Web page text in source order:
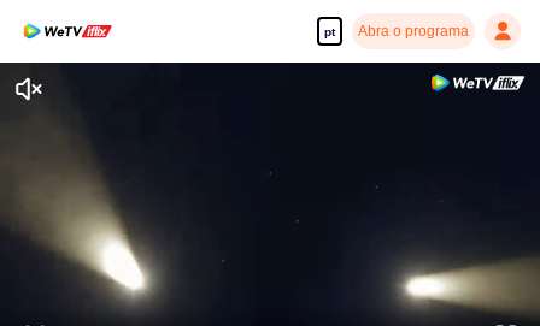
pt Abra o programa
Desfrute de séries em alta definição e com reprodução suave